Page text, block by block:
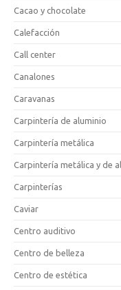
Cacao y chocolate
Calefacción
Call center
Canalones
Caravanas
Carpintería de aluminio
Carpintería metálica
Carpintería metálica y de
Carpinterías
Caviar
Centro auditivo
Centro de belleza
Centro de estética